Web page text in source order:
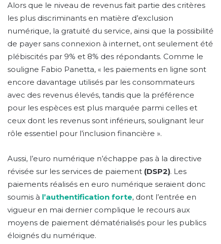
Alors que le niveau de revenus fait partie des critères
les plus discriminants en matière d’exclusion
numérique, la gratuité du service, ainsi que la possibilité
de payer sans connexion à internet, ont seulement été
plébiscités par 9% et 8% des répondants. Comme le
souligne Fabio Panetta, « les paiements en ligne sont
encore davantage utilisés par les consommateurs
avec des revenus élevés, tandis que la préférence
pour les espèces est plus marquée parmi celles et
ceux dont les revenus sont inférieurs, soulignant leur
rôle essentiel pour l’inclusion financière ».
Aussi, l’euro numérique n’échappe pas à la directive
révisée sur les services de paiement (DSP2). Les
paiements réalisés en euro numérique seraient donc
soumis à l’authentification forte, dont l’entrée en
vigueur en mai dernier complique le recours aux
moyens de paiement dématérialisés pour les publics
éloignés du numérique.